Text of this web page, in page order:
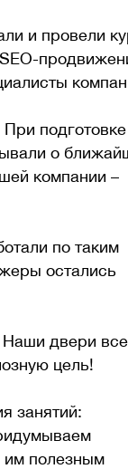
и провели
подготовке
о
компании –
по таким
остались
двери
цель!
занятий:
им полезным